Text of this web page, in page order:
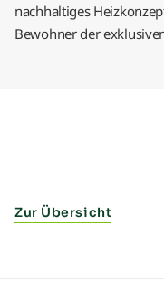
nachhaltiges
Bewohner der
Zur Übersicht